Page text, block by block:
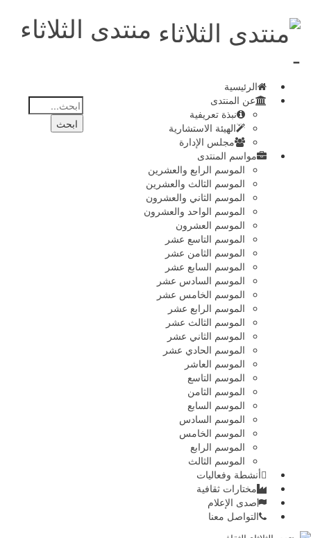
منتدى الثلاثاء
-
الرئيسية
عن المنتدى
نبذة تعريفية
الهيئة الاستشارية
مجلس الإدارة
مواسم المنتدى
الموسم الرابع والعشرين
الموسم الثالث والعشرين
الموسم الثاني والعشرون
الموسم الواحد والعشرون
الموسم العشرون
الموسم التاسع عشر
الموسم الثامن عشر
الموسم السابع عشر
الموسم السادس عشر
الموسم الخامس عشر
الموسم الرابع عشر
الموسم الثالث عشر
الموسم الثاني عشر
الموسم الحادي عشر
الموسم العاشر
الموسم التاسع
الموسم الثامن
الموسم السابع
الموسم السادس
الموسم الخامس
الموسم الرابع
الموسم الثالث
أنشطة وفعاليات
مختارات ثقافية
صدى الإعلام
التواصل معنا